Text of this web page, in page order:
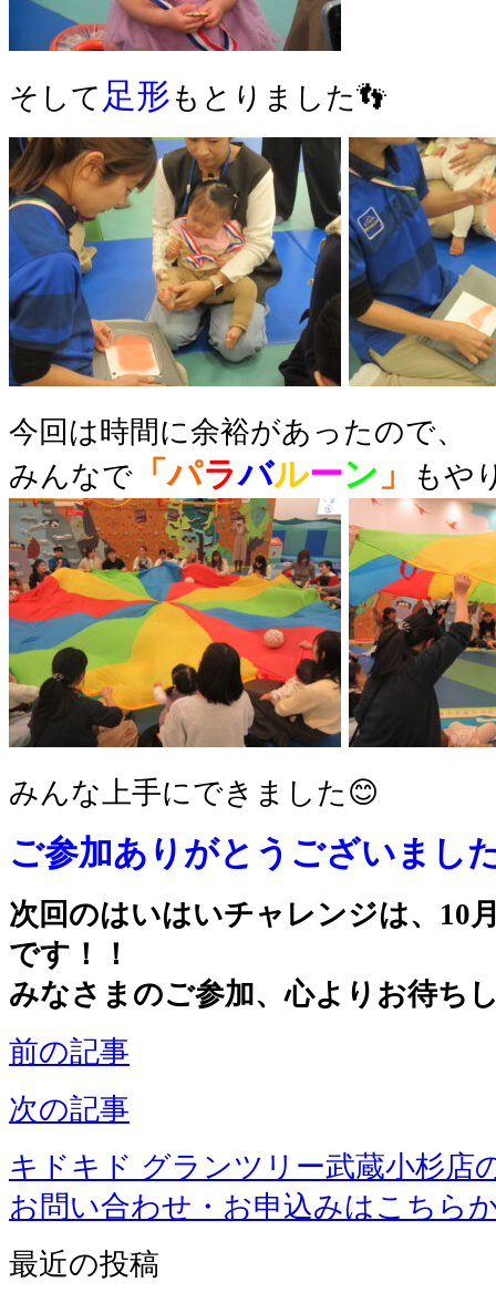
そして 足形 もとりました👣
今回は時間に余裕があったので、
みんなで 「パラバルーン 」 もや
みんな上手にできました😊
ご参加ありがとうございまし
次回のはいはいチャレンジは、10
です！！
みなさまのご参加、心よりお待ち
前の記事
次の記事
キドキド グランツリー武蔵小杉店
お問い合わせ・お申込みはこちら
最近の投稿